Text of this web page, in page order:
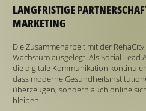
LANGFRISTIGE
MARKETING
Die Zusammenarbeit mit der
Wachstum ausgelegt. Als Social Lead
die digitale Kommunikation
dass moderne
überzeugen, sondern auch online
bleiben.